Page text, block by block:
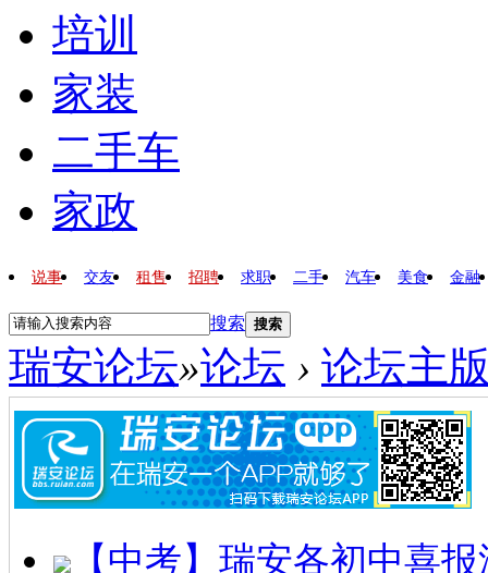
培训
家装
二手车
家政
说事 交友 租售 招聘 求职 二手 汽车 美食 金融
搜索 搜索
瑞安论坛»论坛 › 论坛主
【中考】瑞安各初中喜